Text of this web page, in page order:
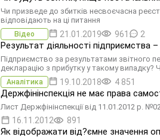
Чи призведе до збитків несвоєчасна
відповідають на ці питання
Відео 21.01.2019 961 2
Результат діяльності підприємства
Підприємство за результатами звітного
декларацію з прибутку у такому випадку?
Аналітика 19.10.2018 4 851
Держфінінспекція не має права
Лист Держфінінспекції від 11.01.2012 р.
16.11.2012 891
Як відображати від?ємне значення